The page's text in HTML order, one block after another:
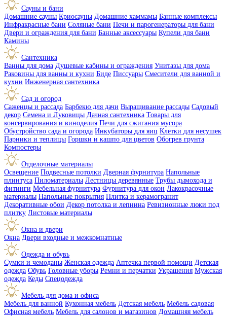
Сауны и бани
Домашние сауны Криосауны Домашние хаммамы Банные комплексы
Инфракрасные бани Соляные бани Печи и парогенераторы для бани
Двери и ограждения для бани Банные аксессуары Купели для бани
Камины
Сантехника
Ванны для дома Душевые кабины и ограждения Унитазы для дома
Раковины для ванны и кухни Биде Писсуары Смесители для ванной и
кухни Инженерная сантехника
Сад и огород
Саженцы и рассада Барбекю для дачи Выращивание рассады Садовый
декор Семена и Луковицы Дачная сантехника Товары для
консервирования и виноделия Печи для сжигания мусора
Обустройство сада и огорода Инкубаторы для яиц Клетки для несушек
Парники и теплицы Горшки и кашпо для цветов Обогрев грунта
Компостеры
Отделочные материалы
Освещение Подвесные потолки Дверная фурнитура Напольные
плинтуса Пиломатериалы Лестницы деревянные Трубы дымохода и
фитинги Мебельная фурнитура Фурнитура для окон Лакокрасочные
материалы Напольные покрытия Плитка и керамогранит
Декоративные обои Декор потолка и лепнина Ревизионные люки под
плитку Листовые материалы
Окна и двери
Окна Двери входные и межкомнатные
Одежда и обувь
Сумки и чемоданы Женская одежда Аптечка первой помощи Детская
одежда Обувь Головные уборы Ремни и перчатки Украшения Мужская
одежда Кеды Спецодежда
Мебель для дома и офиса
Мебель для ванной Кухонная мебель Детская мебель Мебель садовая
Офисная мебель Мебель для салонов и магазинов Домашняя мебель